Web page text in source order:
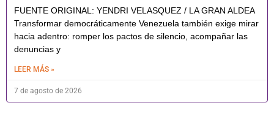
FUENTE ORIGINAL: YENDRI VELASQUEZ / LA GRAN ALDEA
Transformar democráticamente Venezuela también exige mirar
hacia adentro: romper los pactos de silencio, acompañar las
denuncias y
LEER MÁS »
7 de agosto de 2026